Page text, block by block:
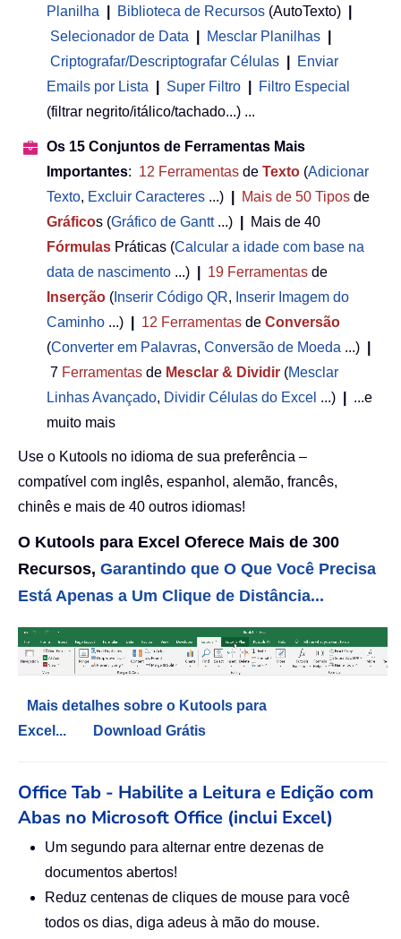
Planilha
Biblioteca de Recursos (AutoTexto)
Selecionador de Data
Mesclar Planilhas
Criptografar/Descriptografar Células
Enviar
Emails por Lista
Super Filtro
Filtro Especial
(filtrar negrito/itálico/tachado...) ...
Os 15 Conjuntos de Ferramentas Mais
Importantes: 12 Ferramentas de Texto (Adicionar
Texto, Excluir Caracteres ...) Mais de 50 Tipos de
Gráficos (Gráfico de Gantt...)
Mais de 40
Fórmulas Práticas (Calcular a idade com base na
data de nascimento ...) 19 Ferramentas de
Inserção ( Inserir Código QR, Inserir Imagem do
Caminho ...) 12 Ferramentas de Conversão
(Converter em Palavras, Conversão de Moeda ...)
7 Ferramentas de Mesclar & Dividir (Mesclar
Linhas Avançado, Dividir Células do Excel ...)
...e
muito mais
Use o Kutools no idioma de sua preferência –
compatível com inglês, espanhol, alemão, francês,
chinês e mais de 40 outros idiomas!
O Kutools para Excel Oferece Mais de 300
Recursos, Garantindo que O Que Você Precisa
Está Apenas a Um Clique de Distância...
Mais detalhes sobre o Kutools para
Excel...
Download Grátis
Office Tab - Habilite a Leitura e Edição com
Abas no Microsoft Office (inclui Excel)
Um segundo para alternar entre dezenas de
documentos abertos!
Reduz centenas de cliques de mouse para você
todos os dias, diga adeus à mão do mouse.